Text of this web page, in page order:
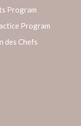
Program
Program
des Chefs